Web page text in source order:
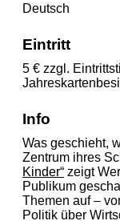
Deutsch
Eintritt
5 € zzgl.
Info
Was geschieht,
Zentrum ihres
Kinder“ zeigt
Publikum
Themen auf –
Politik über